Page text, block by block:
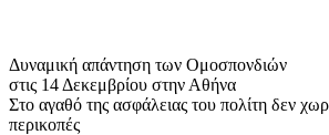
Δυναμική απάντηση των Ομοσπονδιών
στις 14 Δεκεμβρίου στην Αθήνα
Στο αγαθό της ασφάλειας του πολίτη δεν
περικοπές